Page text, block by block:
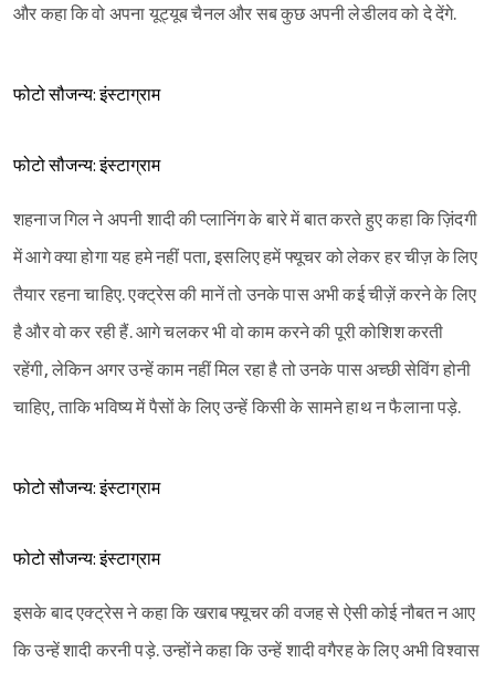
Sign in
और कहा कि वो अपना यूट्यूब चैनल और सब कुछ अपनी लेडीलव को दे देंगे.
फोटो सौजन्य: इंस्टाग्राम
फोटो सौजन्य: इंस्टाग्राम
शहनाज गिल ने अपनी शादी की प्लानिंग के बारे में बात करते हुए कहा कि ज़िंदगी
में आगे क्या होगा यह हमे नहीं पता, इसलिए हमें फ्यूचर को लेकर हर चीज़ के लिए
तैयार रहना चाहिए. एक्ट्रेस की मानें तो उनके पास अभी कई चीज़ें करने के लिए
है और वो कर रही हैं. आगे चलकर भी वो काम करने की पूरी कोशिश करती
रहेंगी, लेकिन अगर उन्हें काम नहीं मिल रहा है तो उनके पास अच्छी सेविंग होनी
चाहिए, ताकि भविष्य में पैसों के लिए उन्हें किसी के सामने हाथ न फैलाना पड़े.
फोटो सौजन्य: इंस्टाग्राम
फोटो सौजन्य: इंस्टाग्राम
इसके बाद एक्ट्रेस ने कहा कि खराब फ्यूचर की वजह से ऐसी कोई नौबत न आए
कि उन्हें शादी करनी पड़े. उन्होंने कहा कि उन्हें शादी वगैरह के लिए अभी विश्वास